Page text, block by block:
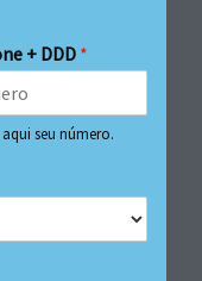
+ DDD*
seu número.